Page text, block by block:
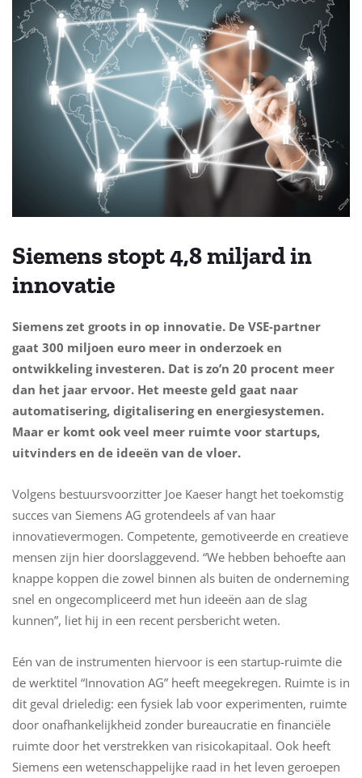
Siemens stopt 4,8 miljard in
innovatie
Siemens zet groots in op innovatie. De VSE-partner
gaat 300 miljoen euro meer in onderzoek en
ontwikkeling investeren. Dat is zo’n 20 procent meer
dan het jaar ervoor. Het meeste geld gaat naar
automatisering, digitalisering en energiesystemen.
Maar er komt ook veel meer ruimte voor startups,
uitvinders en de ideeën van de vloer.
Volgens bestuursvoorzitter Joe Kaeser hangt het toekomstig
succes van Siemens AG grotendeels af van haar
innovatievermogen. Competente, gemotiveerde en creatieve
mensen zijn hier doorslaggevend. “We hebben behoefte aan
knappe koppen die zowel binnen als buiten de onderneming
snel en ongecompliceerd met hun ideeën aan de slag
kunnen”, liet hij in een recent persbericht weten.
Eén van de instrumenten hiervoor is een startup-ruimte die
de werktitel “Innovation AG” heeft meegekregen. Ruimte is in
dit geval drieledig: een fysiek lab voor experimenten, ruimte
door onafhankelijkheid zonder bureaucratie en financiële
ruimte door het verstrekken van risicokapitaal. Ook heeft
Siemens een wetenschappelijke raad in het leven geroepen